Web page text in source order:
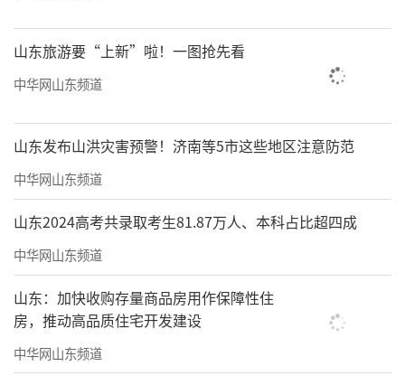
山东旅游要“上新”啦！一图抢先看
中华网山东频道
山东发布山洪灾害预警！济南等5市这些地区注意防范
中华网山东频道
山东2024高考共录取考生81.87万人、本科占比超四成
中华网山东频道
山东：加快收购存量商品房用作保障性住
房，推动高品质住宅开发建设
中华网山东频道